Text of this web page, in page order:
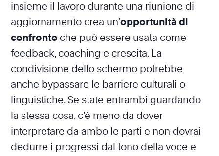
insieme il lavoro durante una riunione di
aggiornamento crea un’opportunità di
confronto che può essere usata come
feedback, coaching e crescita. La
condivisione dello schermo potrebbe
anche bypassare le barriere culturali o
linguistiche. Se state entrambi guardando
la stessa cosa, c’è meno da dover
interpretare da ambo le parti e non dovrai
dedurre i progressi dal tono della voce e